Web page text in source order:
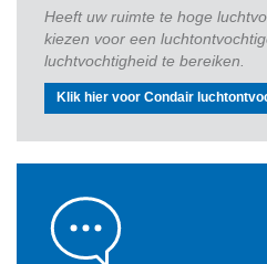
Heeft uw ruimte te hoge
kiezen voor een
luchtvochtigheid te bereiken.
Klik hier voor Condair